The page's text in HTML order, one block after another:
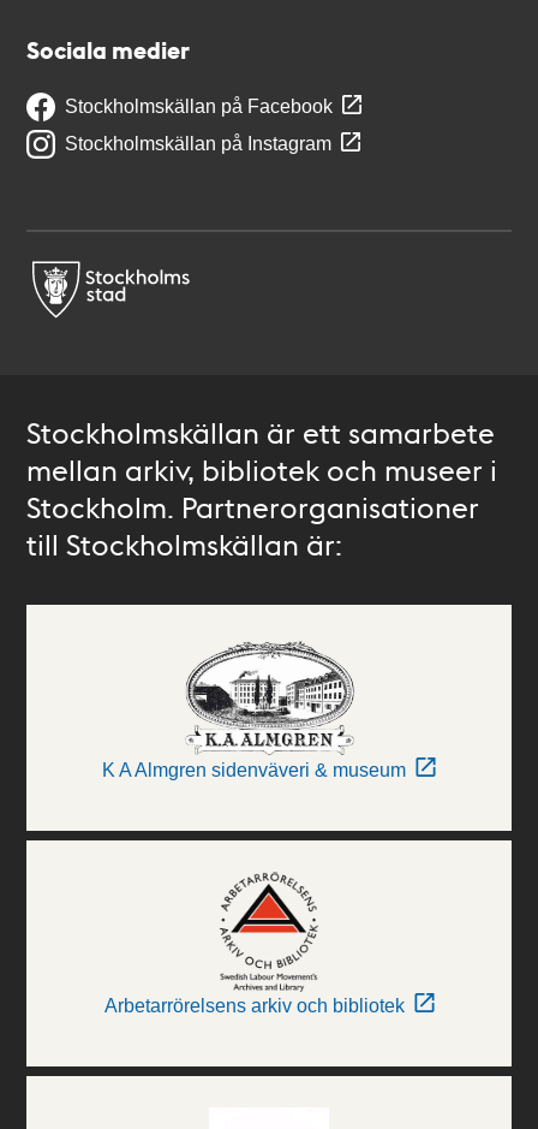
Sociala medier
Stockholmskällan på Facebook
Stockholmskällan på Instagram
Stockholmskällan är ett samarbete
mellan arkiv, bibliotek och museer i
Stockholm. Partnerorganisationer
till Stockholmskällan är:
K A Almgren sidenväveri & museum
Arbetarrörelsens arkiv och bibliotek